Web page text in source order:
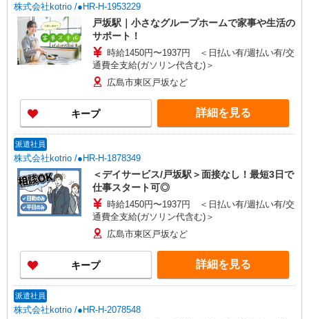
株式会社kotrio /●HR-H-1953229
戸坂駅｜小さなグループホームで家事や生活の
サポート！
時給1450円〜1937円 ＜日払い有/週払い有/交
通費全支給(ガソリン代含む)＞
広島市東区戸坂など
キープ 詳細を見る
派遣社員
株式会社kotrio /●HR-H-1878349
＜デイサービス/戸坂駅＞面接なし！最短3日で
仕事スタート可◎
時給1450円〜1937円 ＜日払い有/週払い有/交
通費全支給(ガソリン代含む)＞
広島市東区戸坂など
キープ 詳細を見る
派遣社員
株式会社kotrio /●HR-H-2078548